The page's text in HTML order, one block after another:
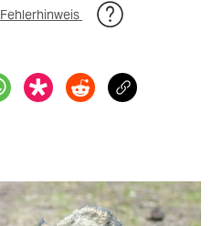
Fehlerhinweis